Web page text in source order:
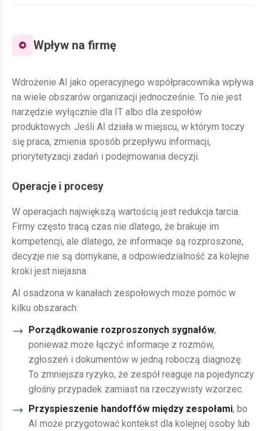
Wpływ na firmę
Wdrożenie AI jako operacyjnego współpracownika wpływa
na wiele obszarów organizacji jednocześnie. To nie jest
narzędzie wyłącznie dla IT albo dla zespołów
produktowych. Jeśli AI działa w miejscu, w którym toczy
się praca, zmienia sposób przepływu informacji,
priorytetyzacji zadań i podejmowania decyzji.
Operacje i procesy
W operacjach największą wartością jest redukcja tarcia.
Firmy często tracą czas nie dlatego, że brakuje im
kompetencji, ale dlatego, że informacje są rozproszone,
decyzje nie są domykane, a odpowiedzialność za kolejne
kroki jest niejasna.
AI osadzona w kanałach zespołowych może pomóc w
kilku obszarach:
Porządkowanie rozproszonych sygnałów,
ponieważ może łączyć informacje z rozmów,
zgłoszeń i dokumentów w jedną roboczą diagnozę.
To zmniejsza ryzyko, że zespół reaguje na pojedynczy
głośny przypadek zamiast na rzeczywisty wzorzec.
Przyspieszenie handoffów między zespołami, bo
AI może przygotować kontekst dla kolejnej osoby lub